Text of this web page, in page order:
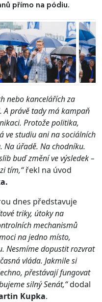
přímo na pódiu.
nebo kancelářích za
A právě tady má kampaň
Protože politika,
ve studiu ani na sociálních
Na úřadě. Na chodníku.
buď změní ve výsledek –
tím,“řekl na úvod
dnes představuje
triky, útoky na
mechanismů
na jedno místo,
Nesmíme dopustit rozvrat
vláda. Jakmile si
přestávají fungovat
silný Senát,“dodal
Kupka.